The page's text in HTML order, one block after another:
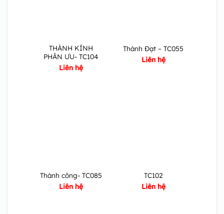
THÀNH KÍNH
PHÂN ƯU- TC104
Liên hệ
Thành Đạt – TC055
Liên hệ
Thành công- TC085
Liên hệ
TC102
Liên hệ